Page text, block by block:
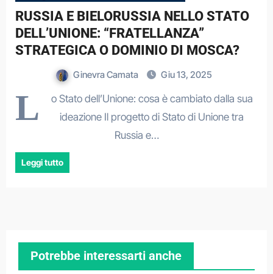
RUSSIA E BIELORUSSIA NELLO STATO
DELL’UNIONE: “FRATELLANZA”
STRATEGICA O DOMINIO DI MOSCA?
Ginevra Camata Giu 13, 2025
L
o Stato dell’Unione: cosa è cambiato dalla sua
ideazione Il progetto di Stato di Unione tra
Russia e…
Leggi tutto
Potrebbe interessarti anche